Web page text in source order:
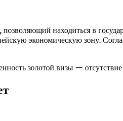
находиться в
экономическую зону.
золотой визы —